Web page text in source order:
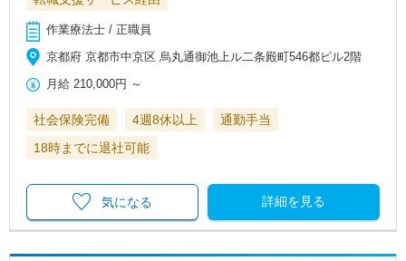
作業療法士 / 正職員
京都府 京都市中京区 烏丸通御池上ル二条殿町546都ビル2階
月給 210,000円 ～
社会保険完備 4週8休以上
通勤手当
18時までに退社可能
詳細を見る
気になる